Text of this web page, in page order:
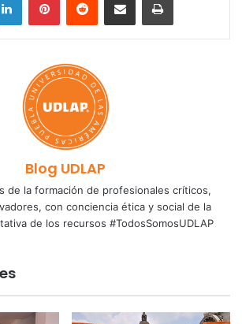
Blog UDLAP
de la formación de profesionales críticos,
con conciencia ética y social de la
de los recursos #TodosSomosUDLAP